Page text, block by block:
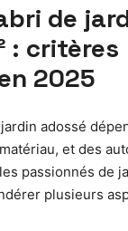
de
: critères
2025
jardin adossé
et des
passionnés de
plusieurs